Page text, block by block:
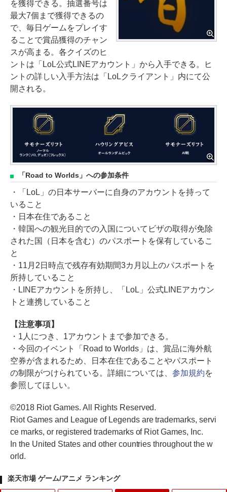
を獲得できる。抽選番号は
最大7個まで獲得できるの
で、毎日ゲームをプレイす
ることで賞品獲得のチャン
スが高まる。各クイズのヒ
ントは「LoL公式LINEアカウント」から入手できる。ヒ
ントの詳しい入手方法は「LoLクライアント」内にて公
開される。
「Road to Worlds」への参加条件
・「LoL」の日本サーバーに自身のアカウントを持って
いること
・日本在住であること
・韓国への観光目的での入国についてビザの取得が免除
された国（日本を含む）のパスポートを保有しているこ
と
・11月2日時点で残存有効期間3カ月以上のパスポートを
所持していること
・LINEアカウントを所持し、「LoL」公式LINEアカウン
トと連携していること
【注意事項】
・1人につき、1アカウントまで参加できる。
・今回のイベント「Road to Worlds」は、賞品に海外航
空券が含まれるため、日本在住であることやパスポート
の制限がつけられている。詳細については、 参加規約を
参照してほしい。
©2018 Riot Games. All Rights Reserved.
Riot Games and League of Legends are trademarks, servi
ce marks, or registered trademarks of Riot Games, Inc.
In the United States and other countries throughout the w
orld.
楽天市場 ゲーム/アニメ ランキング